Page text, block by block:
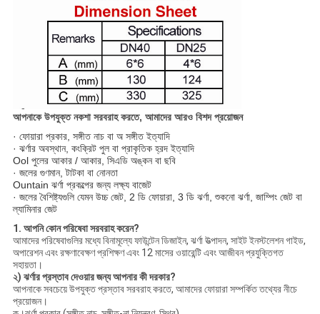
আপনাকে উপযুক্ত নকশা সরবরাহ করতে, আমাদের আরও বিশদ প্রয়োজন
· ফোয়ারা প্রকার, সঙ্গীত নাচ বা অ সঙ্গীত ইত্যাদি
· ঝর্ণার অবস্থান, কংক্রিট পুল বা প্রাকৃতিক হ্রদ ইত্যাদি
Ool পুলের আকার / আকার, সিএডি অঙ্কন বা ছবি
· জলের গুণমান, টাটকা বা নোনতা
Ountain ঝর্ণা প্রকল্পের জন্য লক্ষ্য বাজেট
· জলের বৈশিষ্ট্যগুলি যেমন উচ্চ জেট, 2 ডি ফোয়ারা, 3 ডি ঝর্ণা, শুকনো ঝর্ণা, জাম্পিং জেট বা
ল্যামিনার জেট
1. আপনি কোন পরিষেবা সরবরাহ করেন?
আমাদের পরিষেবাগুলির মধ্যে বিনামূল্যে ফাউন্টেন ডিজাইন, ঝর্ণা উত্পাদন, সাইট ইনস্টলেশন গাইড,
অপারেশন এবং রক্ষণাবেক্ষণ প্রশিক্ষণ এবং 12 মাসের ওয়ারেন্টি এবং আজীবন প্রযুক্তিগত
সহায়তা।
২) ঝর্ণার প্রস্তাব দেওয়ার জন্য আপনার কী দরকার?
আপনাকে সবচেয়ে উপযুক্ত প্রস্তাব সরবরাহ করতে, আমাদের ফোয়ারা সম্পর্কিত তথ্যের নীচে
প্রয়োজন।